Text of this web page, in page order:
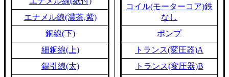
エナメル線(濃茶,紫)
銅線(下)
細銅線(上)
錫引線(太)
コイル(モーターコア)鉄
なし
ポンプ
トランス(変圧器)A
トランス(変圧器)B